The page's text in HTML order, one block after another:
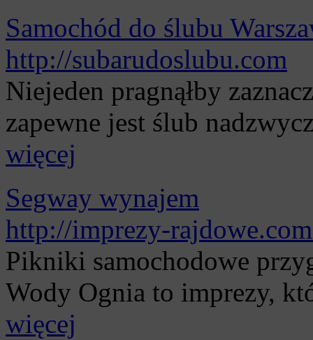
Samochód do ślubu
http://subarudoslubu.com
Niejeden pragnąłby
zapewne jest ślub
więcej
Segway wynajem
http://imprezy-
Pikniki samochodowe
Wody Ognia to imprezy,
więcej